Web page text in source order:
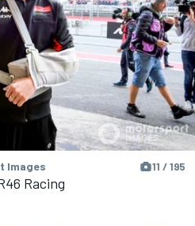
Images 11 / 195
Racing